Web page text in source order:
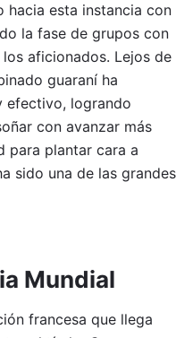
hacia esta instancia con
la fase de grupos con
aficionados. Lejos de
guaraní ha
efectivo, logrando
con avanzar más
para plantar cara a
sido una de las grandes
Mundial
francesa que llega